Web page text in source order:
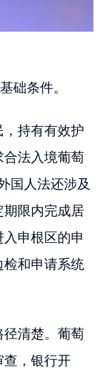
础条件。
持有有效护
合法入境葡萄
国人法还涉及
限内完成居
申根区的申
和申请系统
径清楚。葡萄
查，银行开